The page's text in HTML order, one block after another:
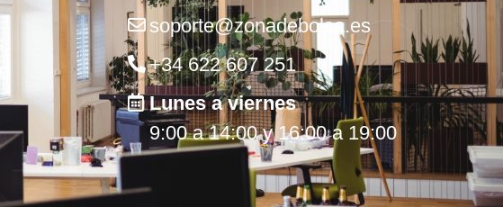
soporte@zonadebolsa.es
+34 622 607 251
Lunes a viernes
9:00 a 14:00 y 16:00 a 19:00